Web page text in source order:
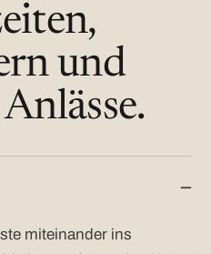
und
miteinander ins